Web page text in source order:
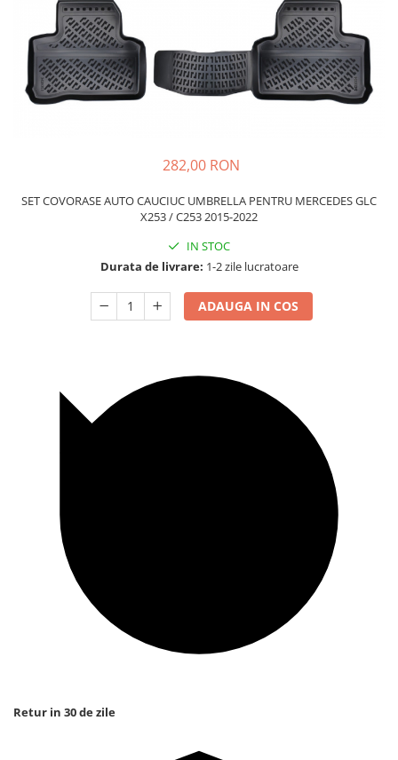
Accesorii Electronice Auto
Incarcatoare Auto
Accesorii pentru Roti si Anvelope
Husa Anvelope
282,00 RON
SET COVORASE AUTO CAUCIUC UMBRELLA PENTRU MERCEDES GLC
X253 / C253 2015-2022
IN STOC
Durata de livrare: 1-2 zile lucratoare
ADAUGA IN COS
Retur in 30 de zile